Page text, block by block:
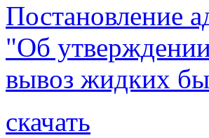
Постановление
"Об
вывоз жидких
скачать